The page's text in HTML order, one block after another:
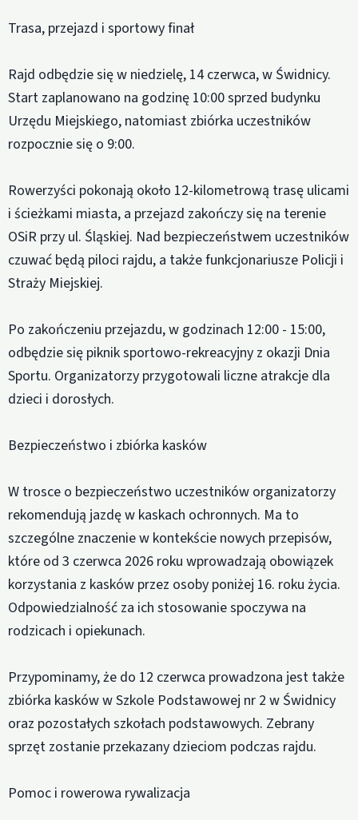
Trasa, przejazd i sportowy finał
Rajd odbędzie się w niedzielę, 14 czerwca, w Świdnicy.
Start zaplanowano na godzinę 10:00 sprzed budynku
Urzędu Miejskiego, natomiast zbiórka uczestników
rozpocznie się o 9:00.
Rowerzyści pokonają około 12-kilometrową trasę ulicami
i ścieżkami miasta, a przejazd zakończy się na terenie
OSiR przy ul. Śląskiej. Nad bezpieczeństwem uczestników
czuwać będą piloci rajdu, a także funkcjonariusze Policji i
Straży Miejskiej.
Po zakończeniu przejazdu, w godzinach 12:00 - 15:00,
odbędzie się piknik sportowo-rekreacyjny z okazji Dnia
Sportu. Organizatorzy przygotowali liczne atrakcje dla
dzieci i dorosłych.
Bezpieczeństwo i zbiórka kasków
W trosce o bezpieczeństwo uczestników organizatorzy
rekomendują jazdę w kaskach ochronnych. Ma to
szczególne znaczenie w kontekście nowych przepisów,
które od 3 czerwca 2026 roku wprowadzają obowiązek
korzystania z kasków przez osoby poniżej 16. roku życia.
Odpowiedzialność za ich stosowanie spoczywa na
rodzicach i opiekunach.
Przypominamy, że do 12 czerwca prowadzona jest także
zbiórka kasków w Szkole Podstawowej nr 2 w Świdnicy
oraz pozostałych szkołach podstawowych. Zebrany
sprzęt zostanie przekazany dzieciom podczas rajdu.
Pomoc i rowerowa rywalizacja